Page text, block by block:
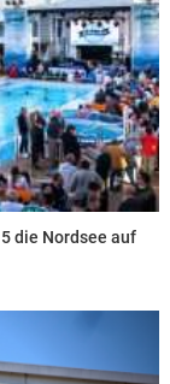
die Nordsee auf